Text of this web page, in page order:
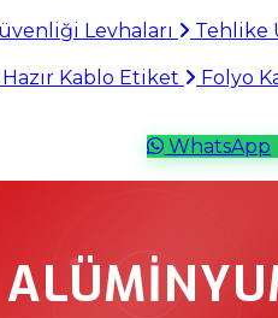
Levhaları Tehlike
Hazır Kablo Etiket Folyo
WhatsApp